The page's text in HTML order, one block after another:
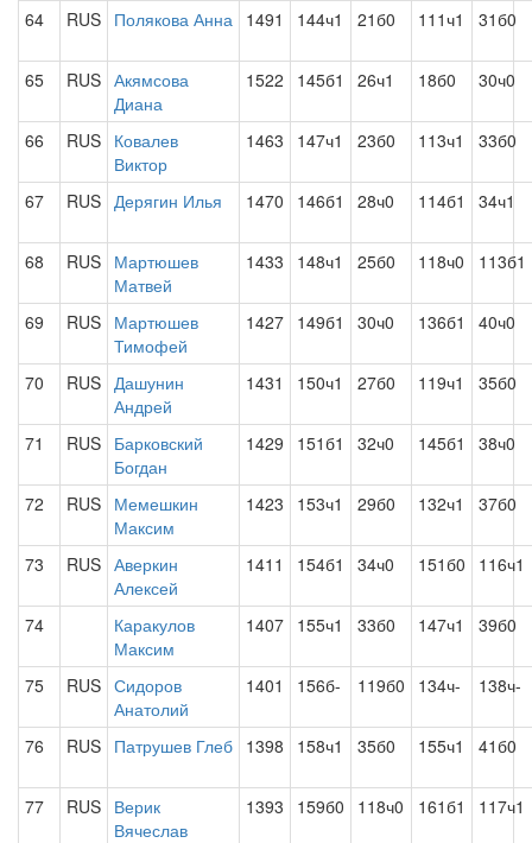
64 RUS Полякова Анна 1491 144ч1 21б0 111ч1 31б0
65 RUS Акямсова
Диана
1522 145б1 26ч1 18б0 30ч0
66 RUS Ковалев
Виктор
1463 147ч1 23б0 113ч1 33б0
67 RUS Дерягин Илья 1470 146б1 28ч0 114б1 34ч1
68 RUS Мартюшев
Матвей
1433 148ч1 25б0 118ч0 113б1
69 RUS Мартюшев
Тимофей
1427 149б1 30ч0 136б1 40ч0
70 RUS Дашунин
Андрей
1431 150ч1 27б0 119ч1 35б0
71 RUS Барковский
Богдан
1429 151б1 32ч0 145б1 38ч0
72 RUS Мемешкин
Максим
1423 153ч1 29б0 132ч1 37б0
73 RUS Аверкин
Алексей
1411 154б1 34ч0 151б0 116ч1
74
Каракулов
Максим
1407 155ч1 33б0 147ч1 39б0
75 RUS Сидоров
Анатолий
1401 156б- 119б0 134ч- 138ч-
76 RUS Патрушев Глеб 1398 158ч1 35б0 155ч1 41б0
77 RUS Верик
Вячеслав
1393 159б0 118ч0 161б1 117ч1